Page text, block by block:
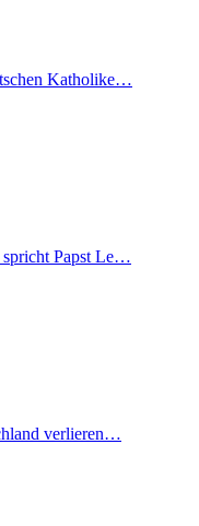
Katholike…
spricht Papst Le…
verlieren…